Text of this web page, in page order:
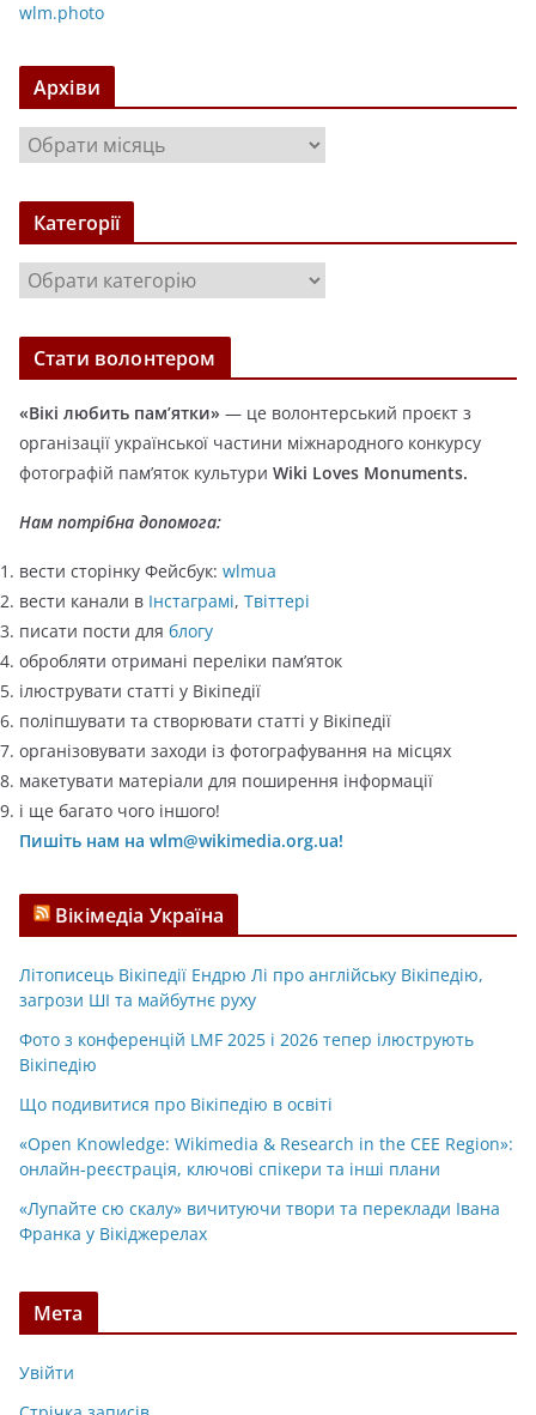
wlm.photo
Архіви
р
х
в
Категорії
а
т
о
р
і
ї
Стати волонтером
«Вікі любить пам’ятки» — це волонтерський проєкт з
організації української частини міжнародного конкурсу
фотографій пам’яток культури Wiki Loves Monuments.
Нам потрібна допомога:
вести сторінку Фейсбук: wlmua
вести канали в Інстаграмі, Твіттері
писати пости для блогу
обробляти отримані переліки пам’яток
ілюструвати статті у Вікіпедії
поліпшувати та створювати статті у Вікіпедії
організовувати заходи із фотографування на місцях
макетувати матеріали для поширення інформації
і ще багато чого іншого!
Пишіть нам на wlm@wikimedia.org.ua!
Вікімедіа Україна
Літописець Вікіпедії Ендрю Лі про англійську Вікіпедію,
загрози ШІ та майбутнє руху
Фото з конференцій LMF 2025 і 2026 тепер ілюструють
Вікіпедію
Що подивитися про Вікіпедію в освіті
«Open Knowledge: Wikimedia & Research in the CEE Region»:
онлайн-реєстрація, ключові спікери та інші плани
«Лупайте сю скалу» вичитуючи твори та переклади Івана
Франка у Вікіджерелах
Мета
Увійти